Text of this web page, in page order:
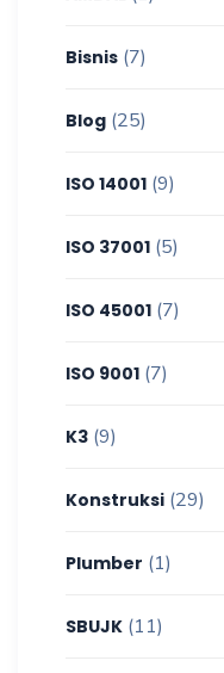
Bisnis (7)
Blog (25)
ISO 14001 (9)
ISO 37001 (5)
ISO 45001 (7)
ISO 9001 (7)
K3 (9)
Konstruksi (29)
Plumber (1)
SBUJK (11)